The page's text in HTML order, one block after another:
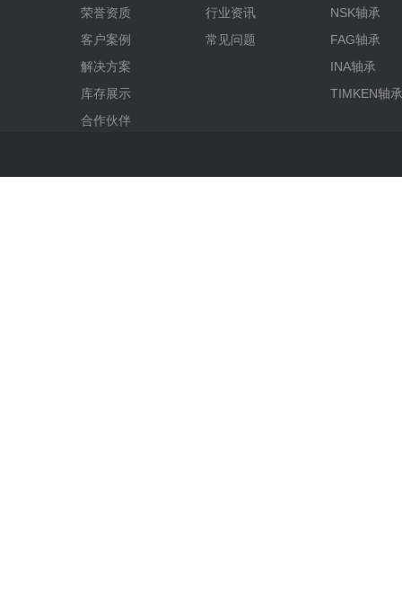
荣誉资质
客户案例
解决方案
库存展示
合作伙伴
行业资讯
常见问题
NSK轴承
FAG轴承
INA轴承
TIMKEN轴承